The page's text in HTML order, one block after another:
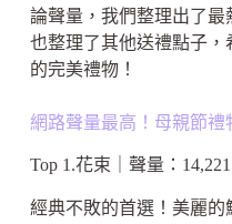
論聲量，我們整理出了
也整理了其他送禮點子
的完美禮物！
網路聲量最高！母親節禮
Top 1.花束｜聲量：14,221
經典不敗的首選！美麗的